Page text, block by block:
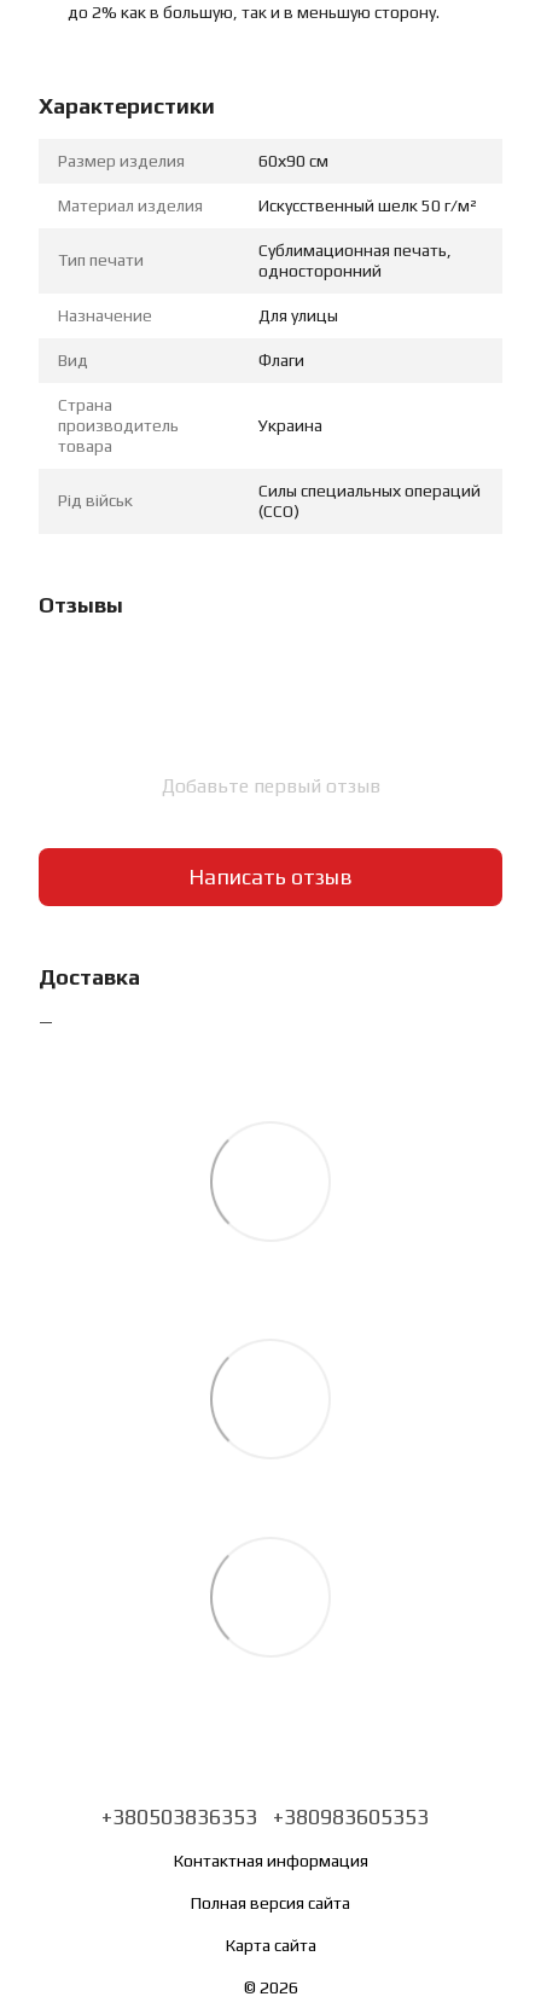
до 2% как в большую, так и в меньшую сторону.
Характеристики
Размер изделия 60х90 см
Материал изделия Искусственный шелк 50 г/м²
Тип печати
Сублимационная печать,
односторонний
Назначение Для улицы
Вид Флаги
Страна
производитель
товара
Украина
Рід військ
Силы специальных операций
(ССО)
Отзывы
Добавьте первый отзыв
Написать отзыв
Доставка
+380503836353 +380983605353
Контактная информация
Полная версия сайта
Карта сайта
© 2026